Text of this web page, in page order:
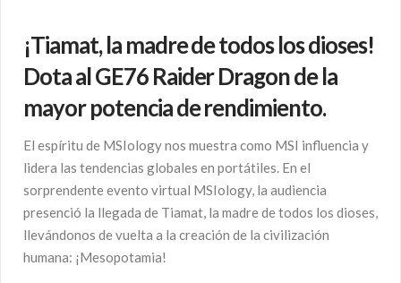
¡Tiamat, la madre de todos los dioses!
Dota al GE76 Raider Dragon de la
mayor potencia de rendimiento.
El espíritu de MSIology nos muestra como MSI influencia y
lidera las tendencias globales en portátiles. En el
sorprendente evento virtual MSIology, la audiencia
presenció la llegada de Tiamat, la madre de todos los dioses,
llevándonos de vuelta a la creación de la civilización
humana: ¡Mesopotamia!